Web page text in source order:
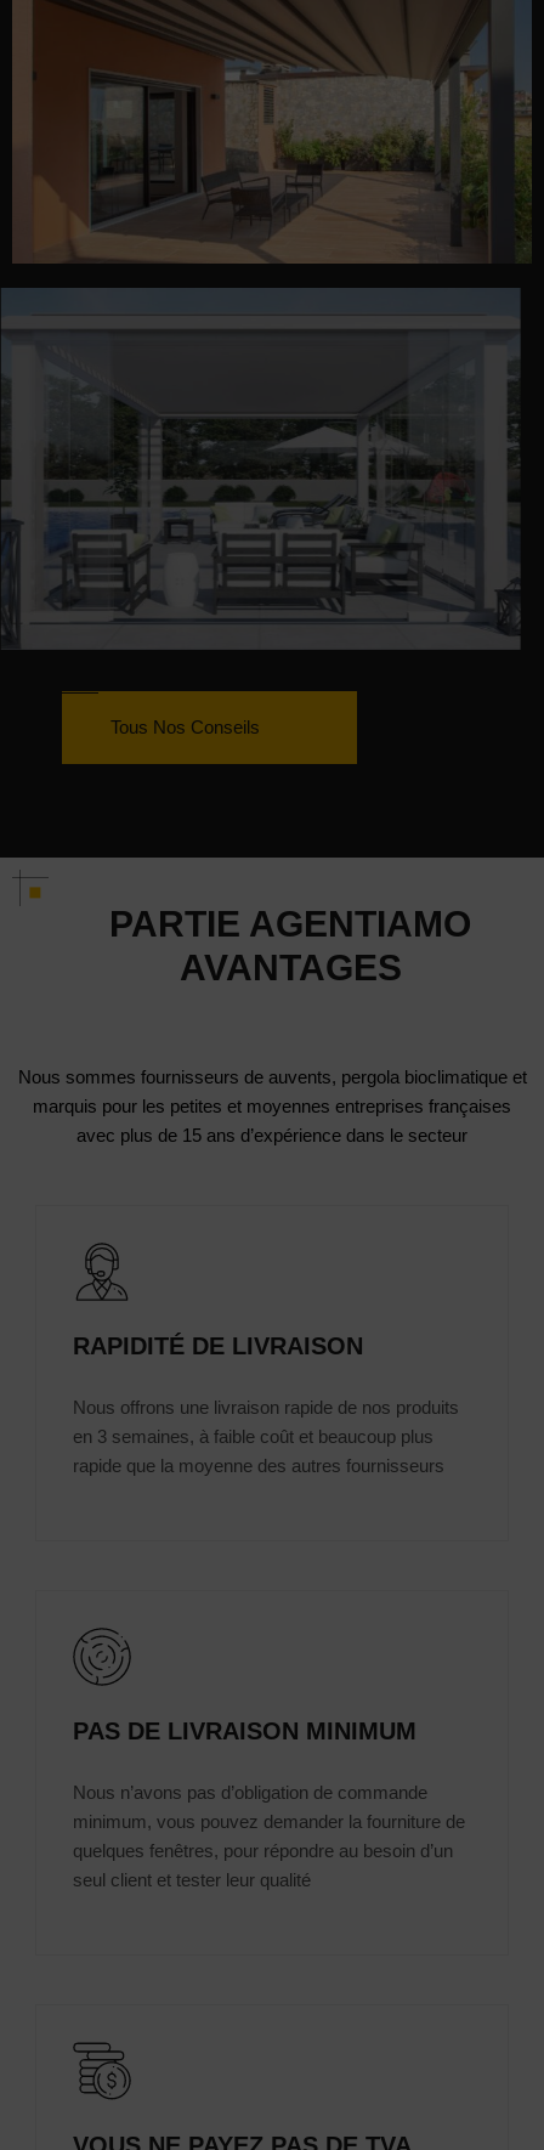
Tous Nos Conseils
PARTIE AGENTIAMO
AVANTAGES
Nous sommes fournisseurs de auvents, pergola bioclimatique et
marquis pour les petites et moyennes entreprises françaises
avec plus de 15 ans d’expérience dans le secteur
RAPIDITÉ DE LIVRAISON
Nous offrons une livraison rapide de nos produits
en 3 semaines, à faible coût et beaucoup plus
rapide que la moyenne des autres fournisseurs
PAS DE LIVRAISON MINIMUM
Nous n’avons pas d’obligation de commande
minimum, vous pouvez demander la fourniture de
quelques fenêtres, pour répondre au besoin d’un
seul client et tester leur qualité